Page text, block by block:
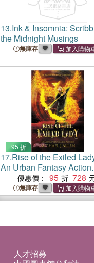
13.Ink & Insomnia:
the Midnight Musings
無庫存
95 折
17.Rise of the Exiled
An Urban Fantasy Action
Adventure
優惠價： 95 728
無庫存
人才招募